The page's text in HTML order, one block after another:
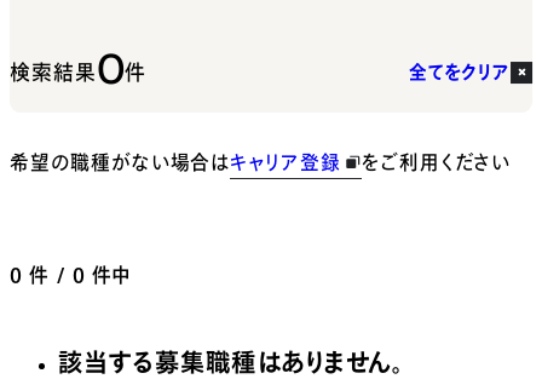
検索結果0件 全てをクリア
希望の職種がない場合はキャリア登録 をご利用ください
0 件 / 0 件中
該当する募集職種はありません。